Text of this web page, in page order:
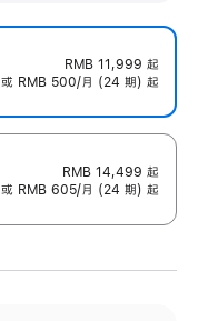
RMB 11,999 起
或 RMB 500/月 (24 期) 起
RMB 14,499 起
或 RMB 605/月 (24 期) 起